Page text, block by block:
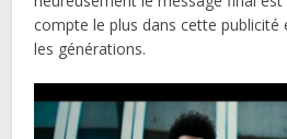
compte le plus dans cette publicité
les générations.